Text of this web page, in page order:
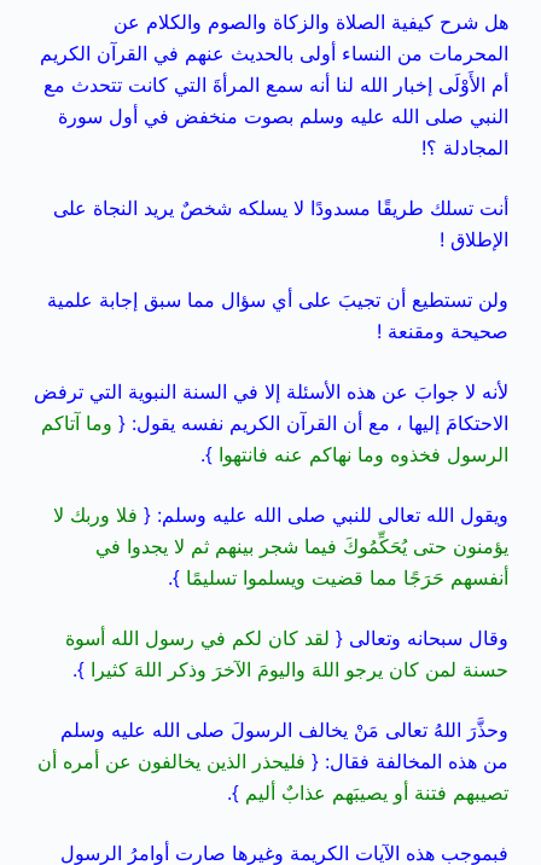
هل شرح كيفية الصلاة والزكاة والصوم والكلام عن
المحرمات من النساء أولى بالحديث عنهم في القرآن الكريم
أم الأَوْلَى إخبار الله لنا أنه سمع المرأةَ التي كانت تتحدث مع
النبي صلى الله عليه وسلم بصوت منخفض في أول سورة
المجادلة ؟!
أنت تسلك طريقًا مسدودًا لا يسلكه شخصٌ يريد النجاة على
الإطلاق !
ولن تستطيع أن تجيبَ على أي سؤال مما سبق إجابة علمية
صحيحة ومقنعة !
لأنه لا جوابَ عن هذه الأسئلة إلا في السنة النبوية التي ترفض
الاحتكامَ إليها ، مع أن القرآن الكريم نفسه يقول: { وما آتاكم
الرسول فخذوه وما نهاكم عنه فانتهوا }.
ويقول الله تعالى للنبي صلى الله عليه وسلم: {فلا وربك لا
يؤمنون حتى يُحَكِّمُوكَ فيما شجر بينهم ثم لا يجدوا في
أنفسهم حَرَجًا مما قضيت ويسلموا تسليمًا }.
وقال سبحانه وتعالى { لقد كان لكم في رسول الله أسوة
حسنة لمن كان يرجو اللهَ واليومَ الآخرَ وذكر اللهَ كثيرا }.
وحذَّرَ اللهُ تعالى مَنْ يخالف الرسولَ صلى الله عليه وسلم
من هذه المخالفة فقال: { فليحذر الذين يخالفون عن أمره أن
تصيبهم فتنة أو يصيبَهم عذابٌ أليم }.
فبموجب هذه الآيات الكريمة وغيرها صارت أوامرُ الرسول